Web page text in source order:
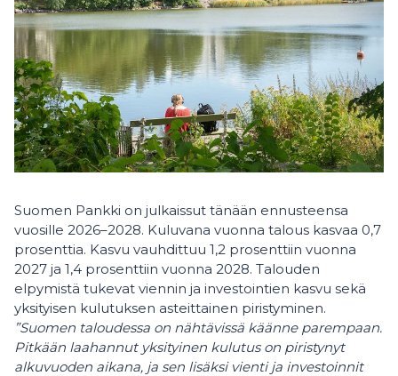
Suomen Pankki on julkaissut tänään ennusteensa
vuosille 2026–2028. Kuluvana vuonna talous kasvaa 0,7
prosenttia. Kasvu vauhdittuu 1,2 prosenttiin vuonna
2027 ja 1,4 prosenttiin vuonna 2028. Talouden
elpymistä tukevat viennin ja investointien kasvu sekä
yksityisen kulutuksen asteittainen piristyminen.
”Suomen taloudessa on nähtävissä käänne parempaan.
Pitkään laahannut yksityinen kulutus on piristynyt
alkuvuoden aikana, ja sen lisäksi vienti ja investoinnit